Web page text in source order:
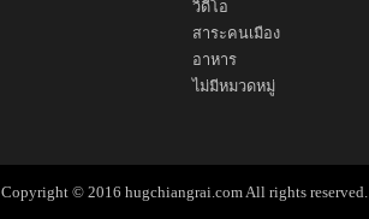
วิดีโอ
สาระคนเมือง
อาหาร
ไม่มีหมวดหมู่
Copyright © 2016 hugchiangrai.com All rights reserved.